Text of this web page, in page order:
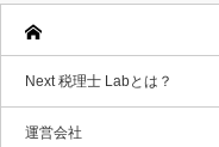
Next 税理士 Labとは？
運営会社